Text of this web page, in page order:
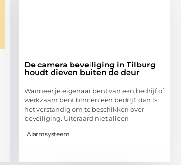
De camera beveiliging in Tilburg
houdt dieven buiten de deur
Wanneer je eigenaar bent van een bedrijf of
werkzaam bent binnen een bedrijf, dan is
het verstandig om te beschikken over
beveiliging. Uiteraard niet alleen
Alarmsysteem